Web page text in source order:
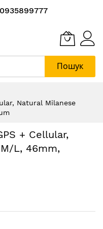
Пошук
Natural Milanese
+ Cellular,
L, 46mm,